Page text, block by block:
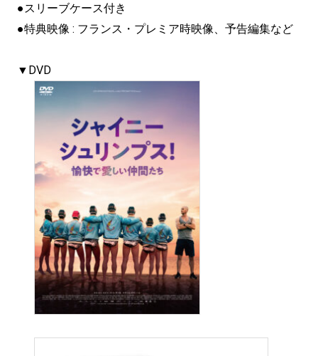
●スリーブケース付き
●特典映像 : フランス・プレミア時映像、予告編集など
▼DVD